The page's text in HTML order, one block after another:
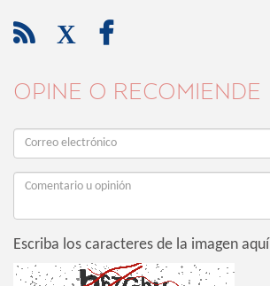
 X 
OPINE O RECOMIENDE
Escriba los caracteres de la imagen aquí